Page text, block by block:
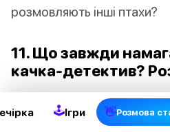
2
розмовляють інші птахи?
11. Що завжди
качка-детектив?
Як тільки вона почне
зупиниться, поки не
🕹Ігри 👋Pозмова